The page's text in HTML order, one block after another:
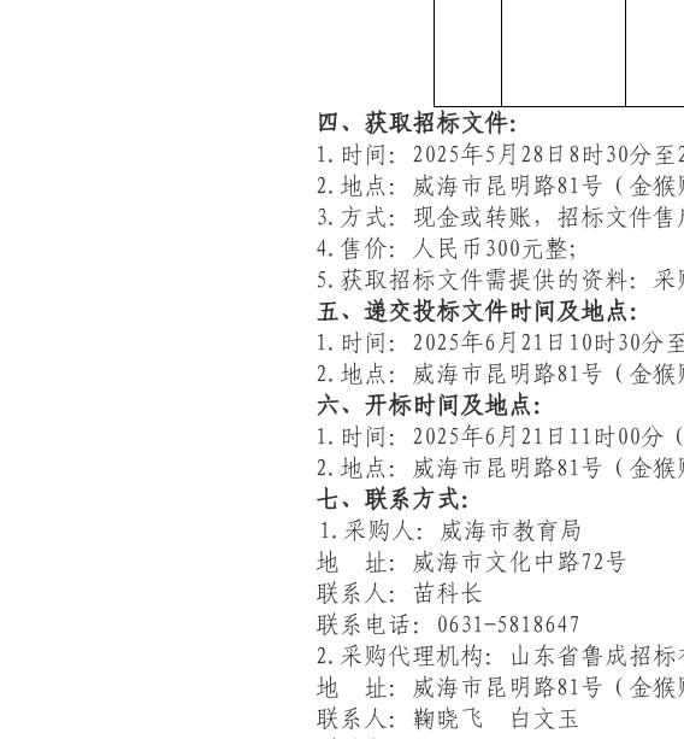
四、获取招标文件：
1. 时间： 2025年5 月 28 日 8 时30分至
2. 地点： 威海市昆明路81 号（金猴
3. 方式：现金或转账，招标文件售
4. 售价： 人民币 300 元整；
5. 获取招标文件需提供的资料：采
五、递交投标文件时间及地点：
1. 时间：2025年6 月 21 日 10时30分至
2. 地点：威海市昆明路81 号（金猴
六、开标时间及地点：
1. 时间： 2025年6 月 21 日 11 时00分
2. 地点 ：威海市昆明路81号（金
七、联系方式：
1. 采购人：威海市教育局
地
址：威海市文化中路72 号
联系人：苗科长
联系电话： 0631-5818647
2. 采购代理机构：
山东省鲁成招标
地
址：威海市昆明路81 号（金猴
联系人：鞠晓飞
白文玉